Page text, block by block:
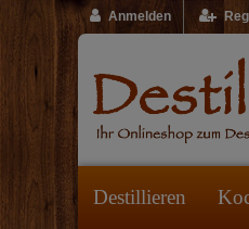
Anmelden
Destillieren